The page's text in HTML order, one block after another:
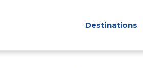
Destinations